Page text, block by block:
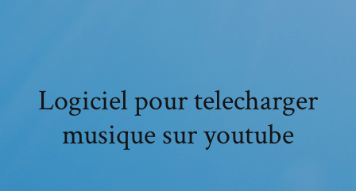
Logiciel pour telecharger
musique sur youtube